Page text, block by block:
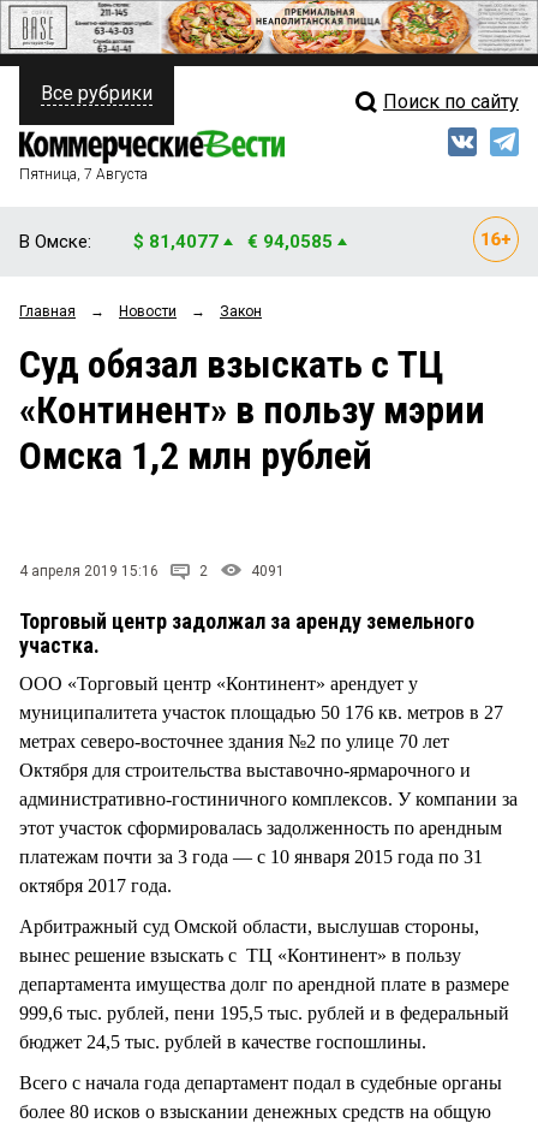
ПОЛИТИКА
ФИНАНСЫ
ОБЩЕСТВО
ЗАКОН
Свежий выпуск
Рейтинги
Блоги
Архив
Все рубрики Поиск по сайту
Пятница, 7 Августа
В Омске: $ 81,4077 € 94,0585
Главная → Новости → Закон
Суд обязал взыскать с ТЦ
«Континент» в пользу мэрии
Омска 1,2 млн рублей
4 апреля 2019 15:16 2 4091
Торговый центр задолжал за аренду земельного
участка.
ООО «Торговый центр «Континент» арендует у
муниципалитета участок площадью 50 176 кв. метров в 27
метрах северо-восточнее здания №2 по улице 70 лет
Октября для строительства выставочно-ярмарочного и
административно-гостиничного комплексов. У компании за
этот участок сформировалась задолженность по арендным
платежам почти за 3 года — с 10 января 2015 года по 31
октября 2017 года.
Арбитражный суд Омской области, выслушав стороны,
вынес решение взыскать с ТЦ «Континент» в пользу
департамента имущества долг по арендной плате в размере
999,6 тыс. рублей, пени 195,5 тыс. рублей и в федеральный
бюджет 24,5 тыс. рублей в качестве госпошлины.
Всего с начала года департамент подал в судебные органы
более 80 исков о взыскании денежных средств на общую